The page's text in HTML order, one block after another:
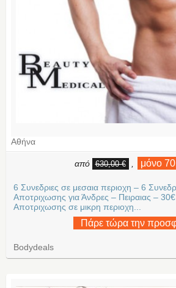
Αθήνα
από 630,00 € μόνο
6 Συνεδριες σε μεσαια περιοχη – 6
Αποτριχωσης για Άνδρες – Πειραιας – 30€
Aποτριχωσης σε μικρη περιοχη...
Πάρε τώρα την
Bodydeals